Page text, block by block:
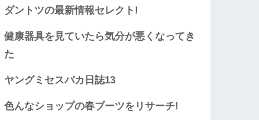
ダントツの最新情報セレクト!
健康器具を見ていたら気分が悪くなってき
た
ヤングミセスバカ日誌13
色んなショップの春ブーツをリサーチ!